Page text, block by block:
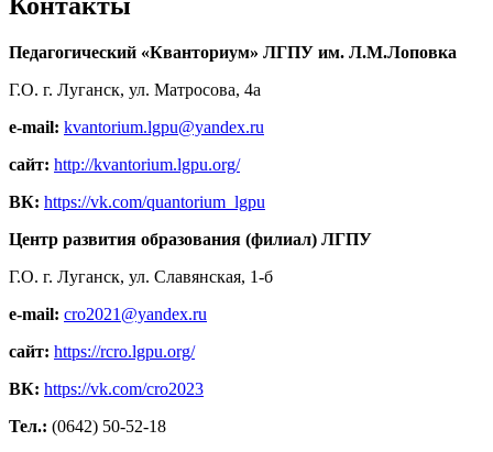
Педагогический «Кванториум» ЛГПУ им. Л.М.Лоповка
Г.О. г. Луганск, ул. Матросова, 4а
e-mail: kvantorium.lgpu@yandex.ru
сайт: http://kvantorium.lgpu.org/
ВК: https://vk.com/quantorium_lgpu
Центр развития образования (филиал) ЛГПУ
Г.О. г. Луганск, ул. Славянская, 1-б
e-mail: cro2021@yandex.ru
сайт: https://rcro.lgpu.org/
ВК: https://vk.com/cro2023
Тел.: (0642) 50-52-18